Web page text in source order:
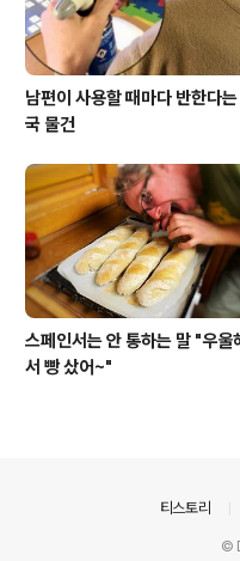
남편이 사용할 때마다 반한다
국 물건
스페인서는 안 통하는 말 "우울
서 빵 샀어~"
티스토리
©